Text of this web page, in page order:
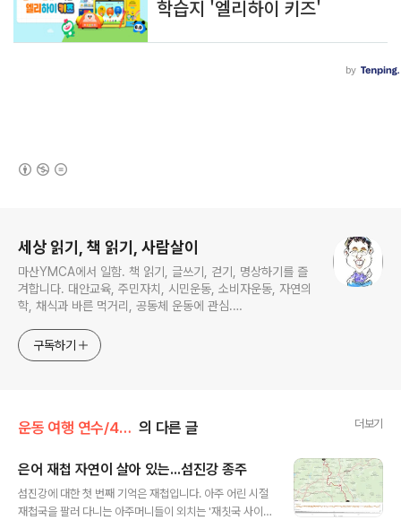
세상 읽기, 책 읽기, 사람살이
마산YMCA에서 일함. 책 읽기, 글쓰기, 걷기, 명상하기를 즐
겨합니다. 대안교육, 주민자치, 시민운동, 소비자운동, 자연의
학, 채식과 바른 먹거리, 공동체 운동에 관심.
http://www.facebook.com/ymcaman
구독하기
운동 여행 연수/4대강 자전거 길 의 다른 글 더보기
은어 재첩 자연이 살아 있는...섬진강 종주
섬진강에 대한 첫 번째 기억은 재첩입니다. 아주 어린 시절
재첩국을 팔러 다니는 아주머니들이 외치는 '재칫국 사이